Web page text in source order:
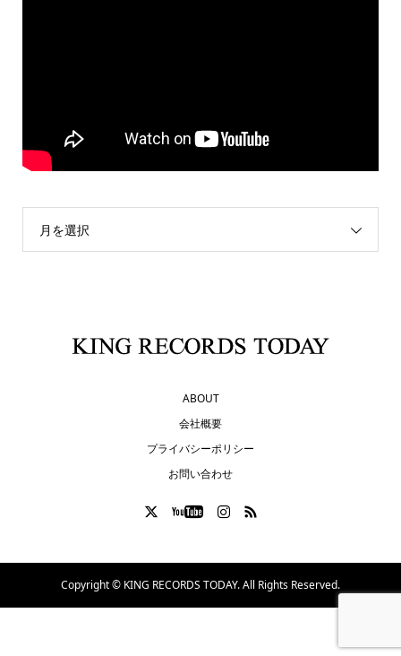
月を選択
ABOUT
会社概要
プライバシーポリシー
お問い合わせ
Copyright © KING RECORDS TODAY. All Rights Reserved.